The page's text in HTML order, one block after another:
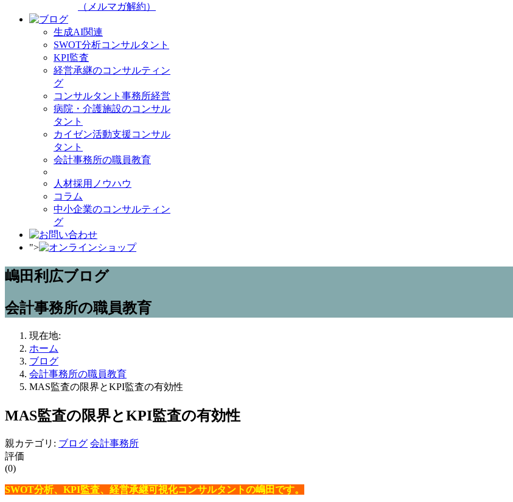
（メルマガ解約）
生成AI関連
SWOT分析コンサルタント
KPI監査
経営承継のコンサルティン
グ
コンサルタント事務所経営
病院・介護施設のコンサル
タント
カイゼン活動支援コンサル
タント
会計事務所の職員教育
人材採用ノウハウ
コラム
中小企業のコンサルティン
グ
">
嶋田利広ブログ
会計事務所の職員教育
現在地:
ホーム
ブログ
会計事務所の職員教育
MAS監査の限界とKPI監査の有効性
MAS監査の限界とKPI監査の有効性
親カテゴリ: ブログ 会計事務所
評価
(0)
SWOT分析、KPI監査、経営承継可視化コンサルタントの嶋田です。